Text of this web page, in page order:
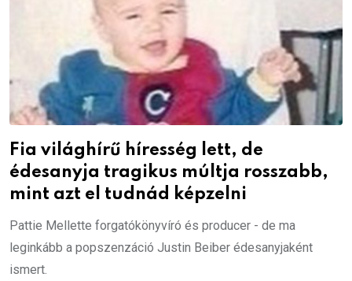
Fia világhírű híresség lett, de
édesanyja tragikus múltja rosszabb,
mint azt el tudnád képzelni
Pattie Mellette forgatókönyvíró és producer - de ma
leginkább a popszenzáció Justin Beiber édesanyjaként
ismert.